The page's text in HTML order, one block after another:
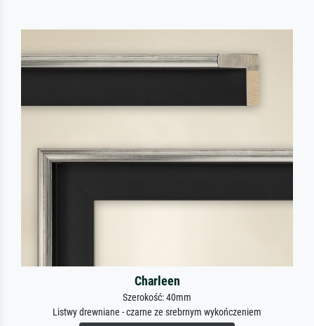
Charleen
Szerokość: 40mm
Listwy drewniane - czarne ze srebrnym wykończeniem